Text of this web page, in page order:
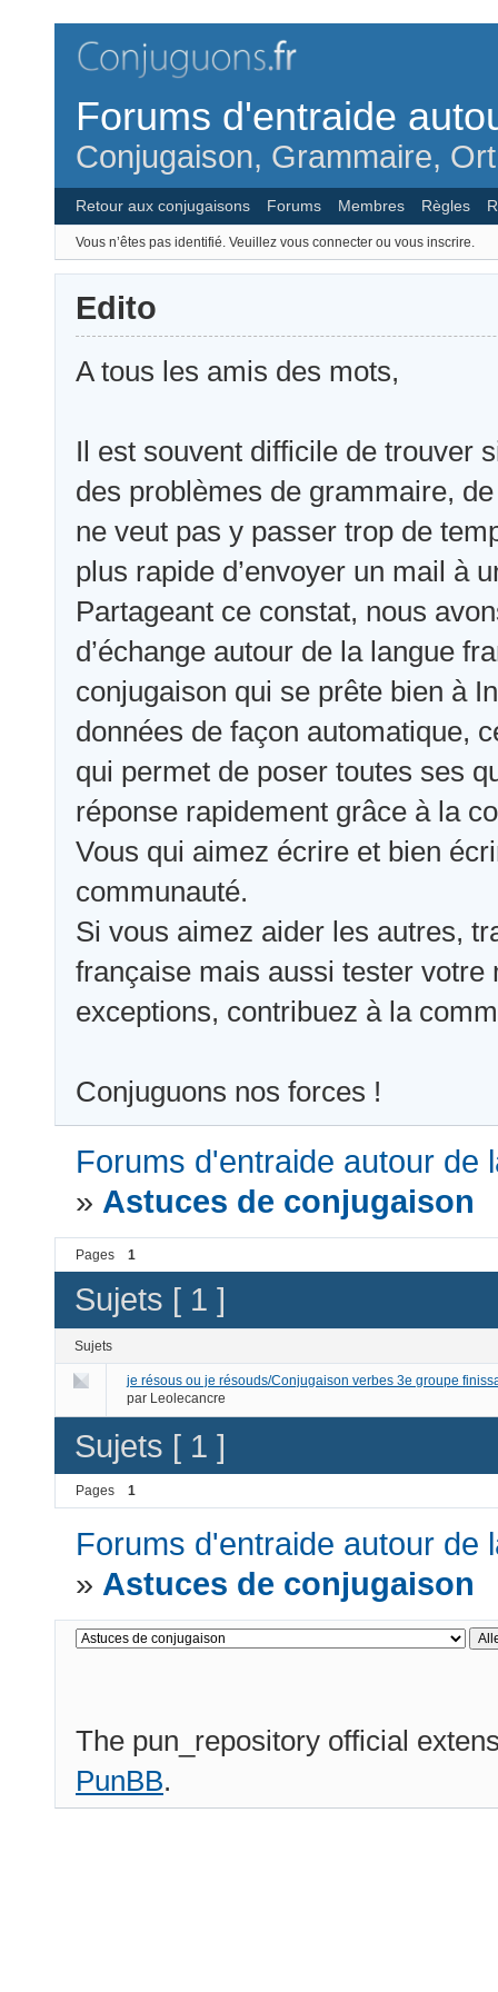
Forums d'entraide
Conjugaison, Grammaire,
Retour aux conjugaisons Forums Membres Règles
Vous n’êtes pas identifié. Veuillez vous connecter ou vous inscrire.
Edito
A tous les amis des mots,
Il est souvent difficile de trouver
des problèmes de grammaire,
ne veut pas y passer trop de
plus rapide d’envoyer un mail à
Partageant ce constat, nous
d’échange autour de la langue
conjugaison qui se prête bien à
données de façon automatique,
qui permet de poser toutes ses
réponse rapidement grâce à la
Vous qui aimez écrire et bien
communauté.
Si vous aimez aider les autres,
française mais aussi tester
exceptions, contribuez à la
Conjuguons nos forces !
Forums d'entraide autour de
» Astuces de conjugaison
Pages 1
Sujets [ 1 ]
Sujets
je résous ou je résouds/Conjugaison verbes 3e groupe
par Leolecancre
Sujets [ 1 ]
Pages 1
Forums d'entraide autour de
» Astuces de conjugaison
The pun_repository official
PunBB.